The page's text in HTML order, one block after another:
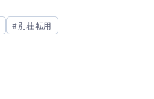
別荘転用